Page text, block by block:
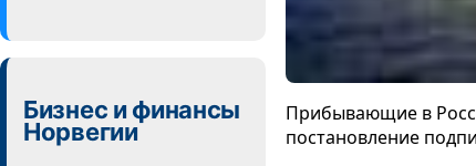
Бизнес и финансы
Норвегии
Прибывающие в
постановление